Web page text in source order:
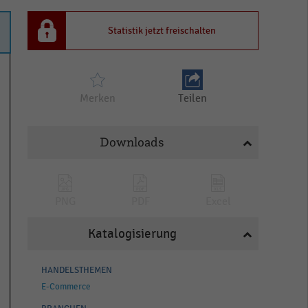
Statistik jetzt freischalten
Merken Teilen
Downloads
Katalogisierung
HANDELSTHEMEN
E-Commerce